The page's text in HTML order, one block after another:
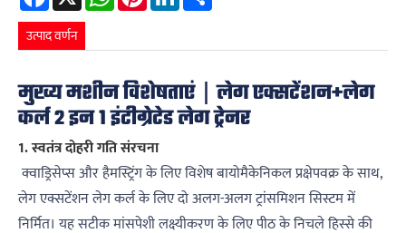
उत्पाद वर्णन
मुख्य मशीन विशेषताएं｜लेग एक्सटेंशन+लेग
कर्ल 2 इन 1 इंटीग्रेटेड लेग ट्रेनर
1. स्वतंत्र दोहरी गति संरचना
क्वाड्रिसेप्स और हैमस्ट्रिंग के लिए विशेष बायोमैकेनिकल प्रक्षेपवक्र के साथ,
लेग एक्सटेंशन लेग कर्ल के लिए दो अलग-अलग ट्रांसमिशन सिस्टम में
निर्मित। यह सटीक मांसपेशी लक्ष्यीकरण के लिए पीठ के निचले हिस्से की